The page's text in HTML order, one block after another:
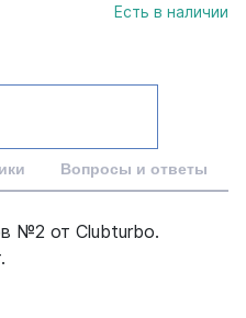
Есть в наличии
Вопросы и ответы
№2 от Clubturbo.